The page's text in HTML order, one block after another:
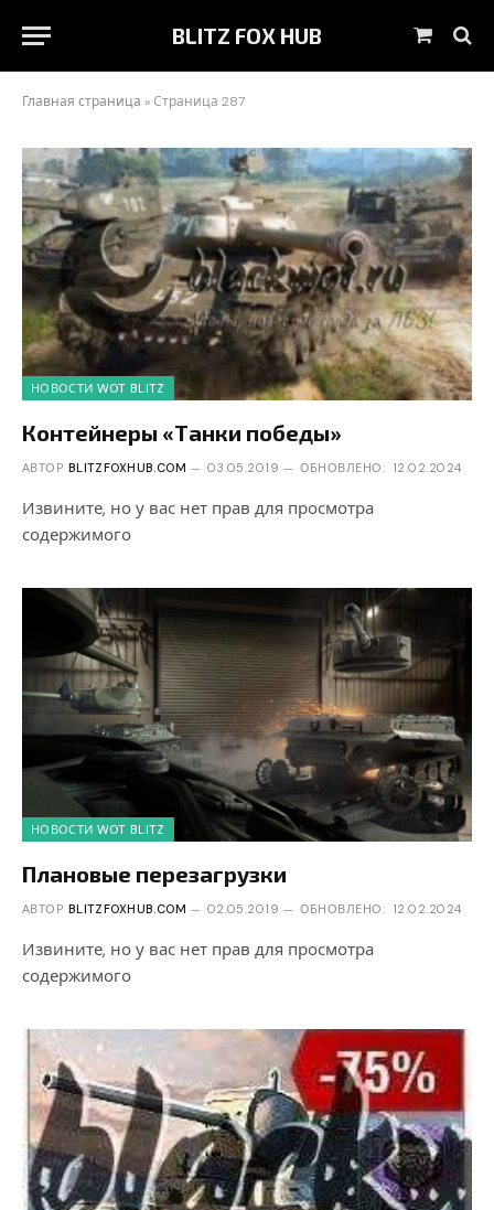
BLITZ FOX HUB Корзина
Главная страница »Страница 287
НОВОСТИ WOT BLITZ
Контейнеры «Танки победы»
АВТОР BLITZFOXHUB.COM 03.05.2019 ОБНОВЛЕНО: 12.02.2024
Извините, но у вас нет прав для просмотра
содержимого
НОВОСТИ WOT BLITZ
Плановые перезагрузки
АВТОР BLITZFOXHUB.COM 02.05.2019 ОБНОВЛЕНО: 12.02.2024
Извините, но у вас нет прав для просмотра
содержимого